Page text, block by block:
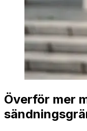
Överför mer